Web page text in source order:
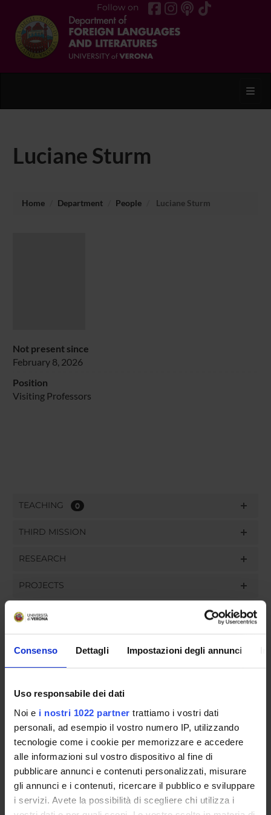
Consenso Dettagli Impostazioni degli annunci
Uso responsabile dei dati
Noi e i nostri 1022 partner trattiamo i vostri dati
personali, ad esempio il vostro numero IP, utilizzando
tecnologie come i cookie per memorizzare e accedere
alle informazioni sul vostro dispositivo al fine di
pubblicare annunci e contenuti personalizzati, misurare
gli annunci e i contenuti, ricercare il pubblico e sviluppare
i servizi. Avete la possibilità di scegliere chi utilizza i
Follow on
Luciane Sturm
Home Department People Luciane Sturm
Not present since
February 8, 2026
Position
Visiting Professors
TEACHING 0
THIRD MISSION
RESEARCH
PROJECTS
ASSIGNMENTS
COMMITTEES
DEPARTMENT ADMINISTRATION OFFICES
STUDENT ADMINISTRATION OFFICES